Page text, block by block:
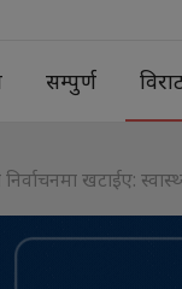
सम्पुर्ण
खटाईए: